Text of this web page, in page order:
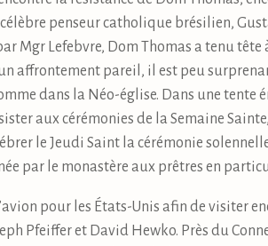
penseur catholique brésilien,
Mgr Lefebvre, Dom Thomas a tenu
affrontement pareil, il est peu
dans la Néo-église. Dans une
aux cérémonies de la Semaine
le Jeudi Saint la cérémonie
par le monastère aux prêtres en
pour les États-Unis afin de visiter
Pfeiffer et David Hewko. Près du